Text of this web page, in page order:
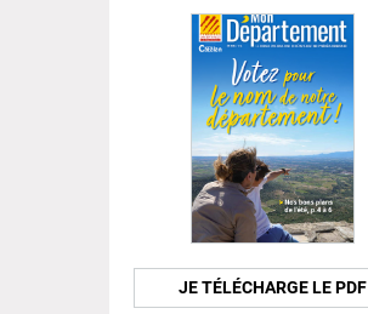
JE TÉLÉCHARGE LE PDF